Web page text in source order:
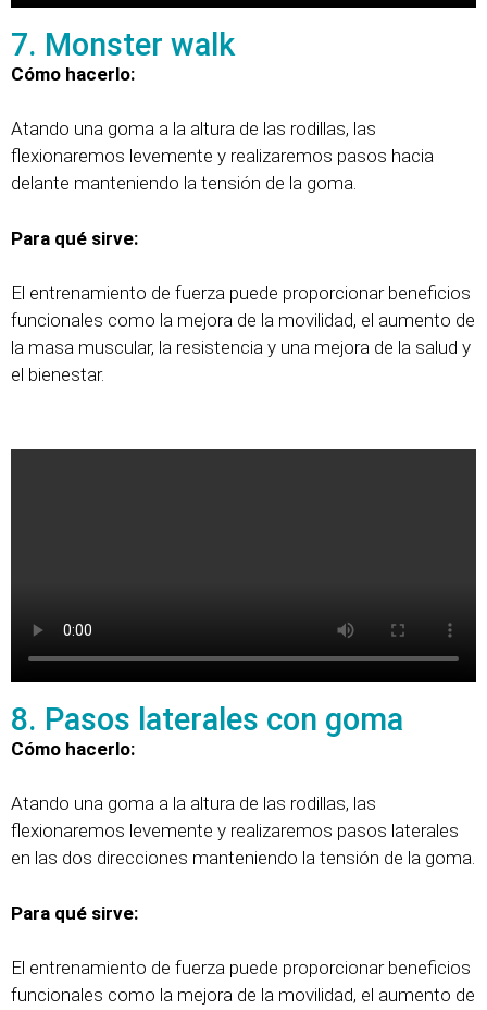
7. Monster walk
Cómo hacerlo:
Atando una goma a la altura de las rodillas, las
flexionaremos levemente y realizaremos pasos hacia
delante manteniendo la tensión de la goma.
Para qué sirve:
El entrenamiento de fuerza puede proporcionar beneficios
funcionales como la mejora de la movilidad, el aumento de
la masa muscular, la resistencia y una mejora de la salud y
el bienestar.
8. Pasos laterales con goma
Cómo hacerlo:
Atando una goma a la altura de las rodillas, las
flexionaremos levemente y realizaremos pasos laterales
en las dos direcciones manteniendo la tensión de la goma.
Para qué sirve:
El entrenamiento de fuerza puede proporcionar beneficios
funcionales como la mejora de la movilidad, el aumento de